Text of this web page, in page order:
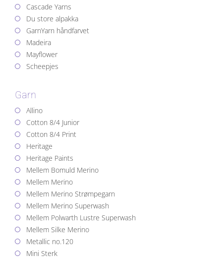
Cascade Yarns
Du store alpakka
GarnYarn håndfarvet
Madeira
Mayflower
Scheepjes
Garn
Allino
Cotton 8/4 Junior
Cotton 8/4 Print
Heritage
Heritage Paints
Mellem Bomuld Merino
Mellem Merino
Mellem Merino Strømpegarn
Mellem Merino Superwash
Mellem Polwarth Lustre Superwash
Mellem Silke Merino
Metallic no.120
Mini Sterk